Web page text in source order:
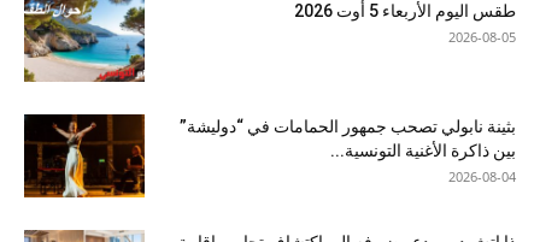
طقس اليوم الأربعاء 5 أوت 2026
2026-08-05
بثينة نابولي تصحب جمهور الحمامات في “دوليشة”
بين ذاكرة الأغنية التونسية...
2026-08-04